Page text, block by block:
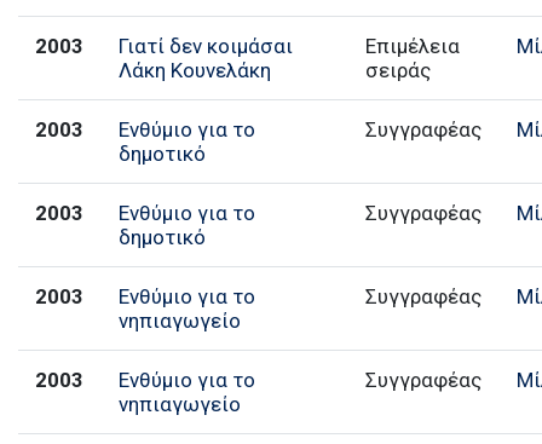
2003
Γιατί δεν κοιμάσαι
Λάκη Κουνελάκη
Επιμέλεια
σειράς
2003
Ενθύμιο για το
δημοτικό
Συγγραφέας
2003
Ενθύμιο για το
δημοτικό
Συγγραφέας
2003
Ενθύμιο για το
νηπιαγωγείο
Συγγραφέας
2003
Ενθύμιο για το
νηπιαγωγείο
Συγγραφέας